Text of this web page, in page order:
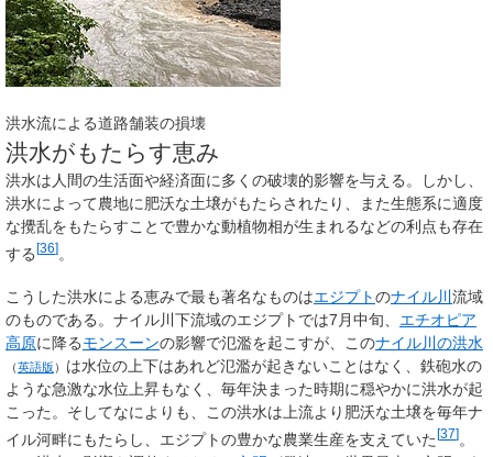
洪水流による道路舗装の損壊
洪水がもたらす恵み
洪水は人間の生活面や経済面に多くの破壊的影響を与える。しかし、
洪水によって農地に肥沃な土壌がもたらされたり、また生態系に適度
な攪乱をもたらすことで豊かな動植物相が生まれるなどの利点も存在
する[36]。
こうした洪水による恵みで最も著名なものはエジプトのナイル川 流域
のものである。ナイル川下流域のエジプトでは7月中旬、 エチオピア
高原に降るモンスーンの影響で氾濫を起こすが、このナイル川の洪水
（英語版 ） は水位の上下はあれど氾濫が起きないことはなく、鉄砲水の
ような急激な水位上昇もなく、毎年決まった時期に穏やかに洪水が起
こった。そしてなによりも、この洪水は上流より肥沃な土壌を毎年ナ
イル河畔にもたらし、エジプトの豊かな農業生産を支えていた [37] 。